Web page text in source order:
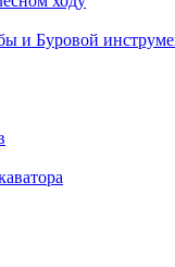
и Буровой